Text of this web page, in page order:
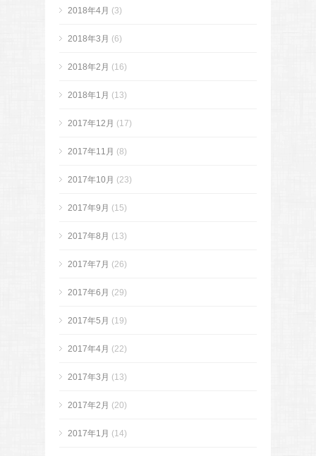
2018年4月 (3)
2018年3月 (6)
2018年2月 (16)
2018年1月 (13)
2017年12月 (17)
2017年11月 (8)
2017年10月 (23)
2017年9月 (15)
2017年8月 (13)
2017年7月 (26)
2017年6月 (29)
2017年5月 (19)
2017年4月 (22)
2017年3月 (13)
2017年2月 (20)
2017年1月 (14)